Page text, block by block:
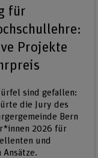
für
Projekte
sind gefallen:
die Jury des
Bern
2026 für
und
Ansätze.